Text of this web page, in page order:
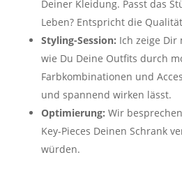
Deiner Kleidung. Passt das
Leben? Entspricht die
Styling-Session: Ich zeige Dir
wie Du Deine Outfits durch
Farbkombinationen und
und spannend wirken lässt.
Optimierung: Wir
Key-Pieces Deinen Schrank
würden.